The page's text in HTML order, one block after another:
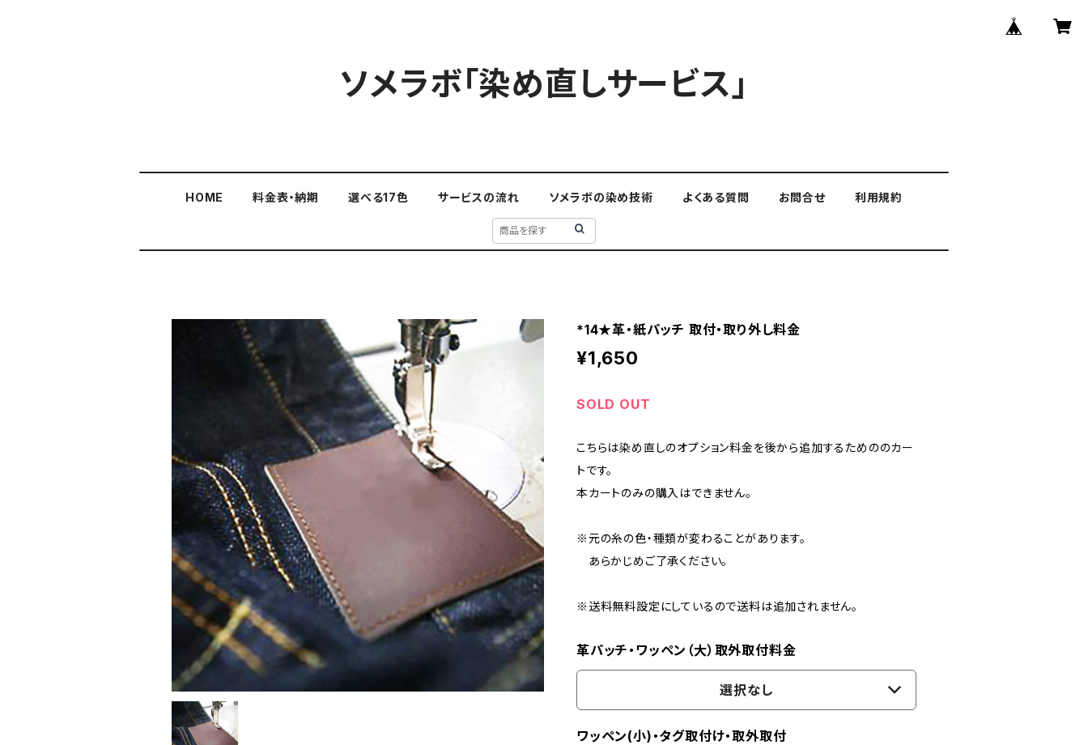
ソメラボ「染め直しサービス」
HOME 料金表・納期 選べる17色 サービスの流れ ソメラボの染め技術 よくある質問 お問合せ 利用規約
*14★革・紙パッチ 取付・取り外し料金
¥1,650
SOLD OUT
こちらは染め直しのオプション料金を後から追加するためののカー
トです。
本カートのみの購入はできません。
※元の糸の色・種類が変わることがあります。
あらかじめご了承ください。
※送料無料設定にしているので送料は追加されません。
革パッチ・ワッペン（大）取外取付料金
選択なし
ワッペン(小)・タグ取付け・取外取付